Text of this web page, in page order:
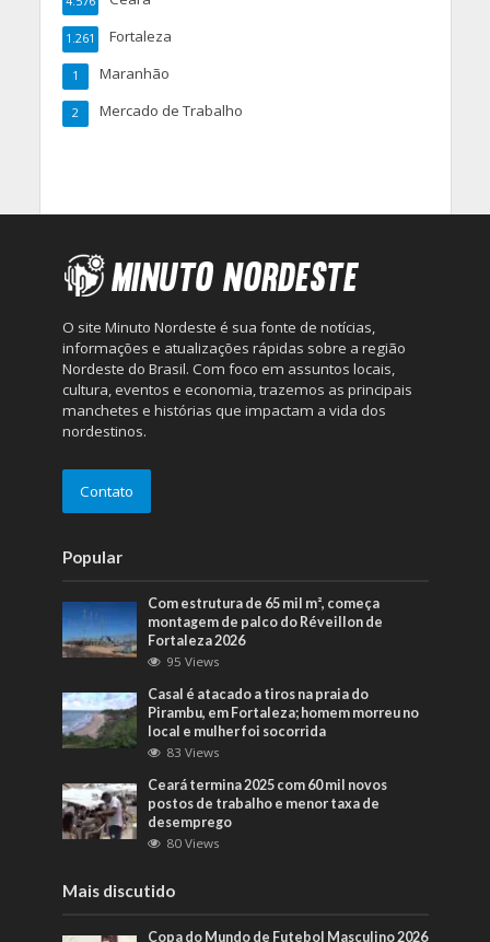
Fortaleza
1.261
Maranhão
1
Mercado de Trabalho
2
O site Minuto Nordeste é sua fonte de notícias,
informações e atualizações rápidas sobre a região
Nordeste do Brasil. Com foco em assuntos locais,
cultura, eventos e economia, trazemos as principais
manchetes e histórias que impactam a vida dos
nordestinos.
Contato
Popular
Com estrutura de 65 mil m², começa
montagem de palco do Réveillon de
Fortaleza 2026
95 Views
Casal é atacado a tiros na praia do
Pirambu, em Fortaleza; homem morreu no
local e mulher foi socorrida
83 Views
Ceará termina 2025 com 60 mil novos
postos de trabalho e menor taxa de
desemprego
80 Views
Mais discutido
Copa do Mundo de Futebol Masculino 2026